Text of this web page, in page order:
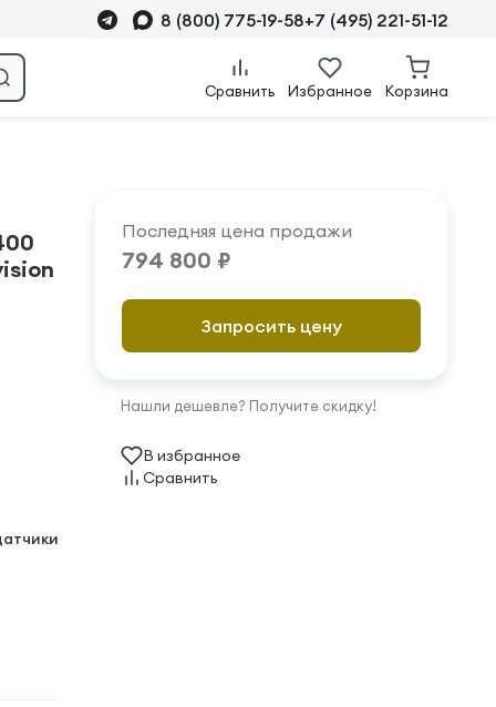
8 (800) 775-19-58+7 (495) 221-51-12
Сравнить Избранное Корзина
Последняя цена продажи
794 800 ₽
Запросить цену
Нашли дешевле? Получите скидку!
В избранное
Сравнить